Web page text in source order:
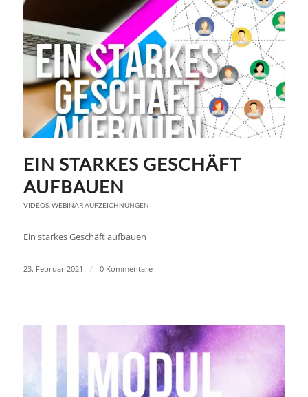
EIN STARKES GESCHÄFT
AUFBAUEN
VIDEOS, WEBINAR AUFZEICHNUNGEN
Ein starkes Geschäft aufbauen
23. Februar 2021 / 0 Kommentare